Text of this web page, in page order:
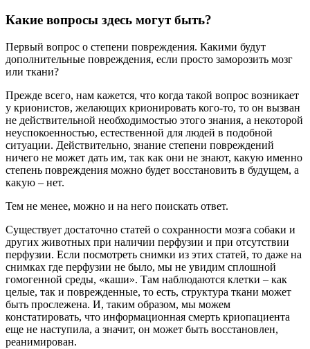
Какие вопросы здесь могут быть?
Первый вопрос о степени повреждения. Какими будут
дополнительные повреждения, если просто заморозить мозг
или ткани?
Прежде всего, нам кажется, что когда такой вопрос возникает
у крионистов, желающих крионировать кого-то, то он вызван
не действительной необходимостью этого знания, а некоторой
неуспокоенностью, естественной для людей в подобной
ситуации. Действительно, знание степени повреждений
ничего не может дать им, так как они не знают, какую именно
степень повреждения можно будет восстановить в будущем, а
какую – нет.
Тем не менее, можно и на него поискать ответ.
Существует достаточно статей о сохранности мозга собаки и
других животных при наличии перфузии и при отсутствии
перфузии. Если посмотреть снимки из этих статей, то даже на
снимках где перфузии не было, мы не увидим сплошной
гомогенной среды, «каши». Там наблюдаются клетки – как
целые, так и поврежденные, то есть, структура ткани может
быть прослежена. И, таким образом, мы можем
констатировать, что информационная смерть криопациента
еще не наступила, а значит, он может быть восстановлен,
реанимирован.